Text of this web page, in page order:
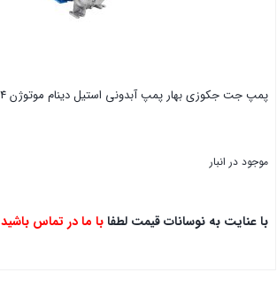
پمپ جت جکوزی بهار پمپ آبدونی استیل دینام موتوژن BCM 20/4
موجود در انبار
با عنایت به نوسانات قیمت لطفا با ما در تماس